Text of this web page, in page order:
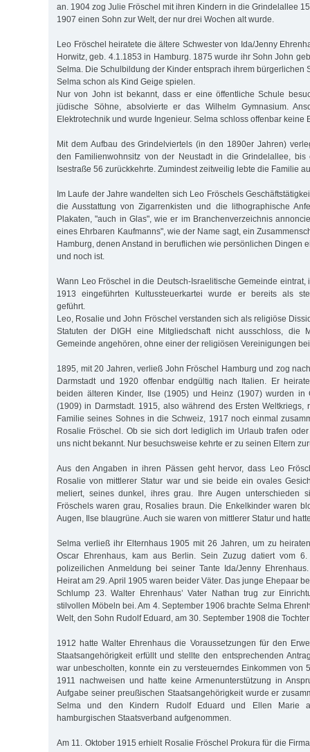
an. 1904 zog Julie Fröschel mit ihren Kindern in die Grindelallee
1907 einen Sohn zur Welt, der nur drei Wochen alt wurde.
Leo Fröschel heiratete die ältere Schwester von Ida/Jenny
Horwitz, geb. 4.1.1853 in Hamburg. 1875 wurde ihr Sohn John
Selma. Die Schulbildung der Kinder entsprach ihrem bürgerlichen
Selma schon als Kind Geige spielen.
Nur von John ist bekannt, dass er eine öffentliche Schule
jüdische Söhne, absolvierte er das Wilhelm Gymnasium.
Elektrotechnik und wurde Ingenieur. Selma schloss offenbar keine
Mit dem Aufbau des Grindelviertels (in den 1890er Jahren)
den Familienwohnsitz von der Neustadt in die Grindelallee,
Isestraße 56 zurückkehrte. Zumindest zeitweilig lebte die Familie
Im Laufe der Jahre wandelten sich Leo Fröschels
die Ausstattung von Zigarrenkisten und die lithographische
Plakaten, "auch in Glas", wie er im Branchenverzeichnis
eines Ehrbaren Kaufmanns", wie der Name sagt, ein
Hamburg, denen Anstand in beruflichen wie persönlichen Dingen
und noch ist.
Wann Leo Fröschel in die Deutsch-Israelitische Gemeinde eintrat,
1913 eingeführten Kultussteuerkartei wurde er bereits als
geführt.
Leo, Rosalie und John Fröschel verstanden sich als religiöse
Statuten der DIGH eine Mitgliedschaft nicht ausschloss, die
Gemeinde angehören, ohne einer der religiösen Vereinigungen
1895, mit 20 Jahren, verließ John Fröschel Hamburg und zog
Darmstadt und 1920 offenbar endgültig nach Italien. Er
beiden älteren Kinder, Ilse (1905) und Heinz (1907) wurden in
(1909) in Darmstadt. 1915, also während des Ersten Weltkriegs,
Familie seines Sohnes in die Schweiz, 1917 noch einmal
Rosalie Fröschel. Ob sie sich dort lediglich im Urlaub trafen
uns nicht bekannt. Nur besuchsweise kehrte er zu seinen Eltern
Aus den Angaben in ihren Pässen geht hervor, dass Leo
Rosalie von mittlerer Statur war und sie beide ein ovales
meliert, seines dunkel, ihres grau. Ihre Augen unterschieden
Fröschels waren grau, Rosalies braun. Die Enkelkinder waren
Augen, Ilse blaugrüne. Auch sie waren von mittlerer Statur und
Selma verließ ihr Elternhaus 1905 mit 26 Jahren, um zu
Oscar Ehrenhaus, kam aus Berlin. Sein Zuzug datiert vom
polizeilichen Anmeldung bei seiner Tante Ida/Jenny
Heirat am 29. April 1905 waren beider Väter. Das junge Ehepaar
Schlump 23. Walter Ehrenhaus’ Vater Nathan trug zur
stilvollen Möbeln bei. Am 4. September 1906 brachte Selma
Welt, den Sohn Rudolf Eduard, am 30. September 1908 die
1912 hatte Walter Ehrenhaus die Voraussetzungen für den
Staatsangehörigkeit erfüllt und stellte den entsprechenden
war unbescholten, konnte ein zu versteuerndes Einkommen von
1911 nachweisen und hatte keine Armenunterstützung in
Aufgabe seiner preußischen Staatsangehörigkeit wurde er
Selma und den Kindern Rudolf Eduard und Ellen Marie
hamburgischen Staatsverband aufgenommen.
Am 11. Oktober 1915 erhielt Rosalie Fröschel Prokura für die